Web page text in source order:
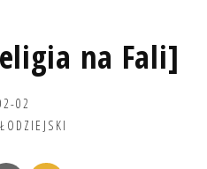
na Fali]
02